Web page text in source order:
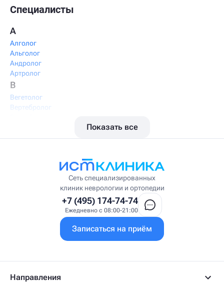
Специалисты
А
Алголог
Альголог
Андролог
Артролог
В
Вегетолог
Вертебролог
Висцеральный массажист
Врач интегративной медицины
Врач первичного приёма
Гастроэнтеролог-гепатолог
Гериатр
Гинеколог
Показать все
Сеть специализированных
клиник неврологии и ортопедии
+7 (495) 174-74-74
Ежедневно с 08:00-21:00
Записаться на приём
Направления